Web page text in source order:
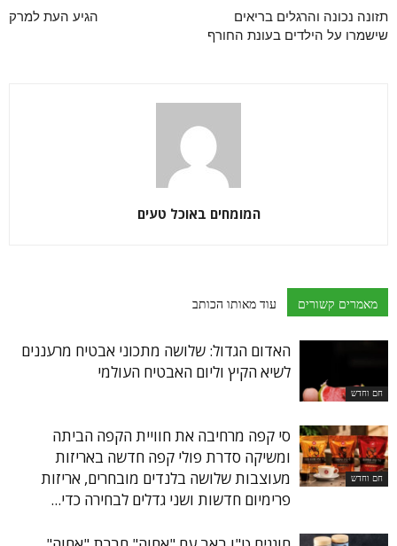
תזונה נכונה והרגלים בריאים
שישמרו על הילדים בעונת החורף
הגיע העת למרק
המומחים באוכל טעים
מאמרים קשורים עוד מאותו הכותב
חם וחדש
האדום הגדול: שלושה מתכוני אבטיח מרעננים
לשיא הקיץ וליום האבטיח העולמי
חם וחדש
סי קפה מרחיבה את חוויית הקפה הביתה
ומשיקה סדרת פולי קפה חדשה באריזות
מעוצבות שלושה בלנדים מובחרים, אריזות
פרימיום חדשות ושני גדלים לבחירה כדי...